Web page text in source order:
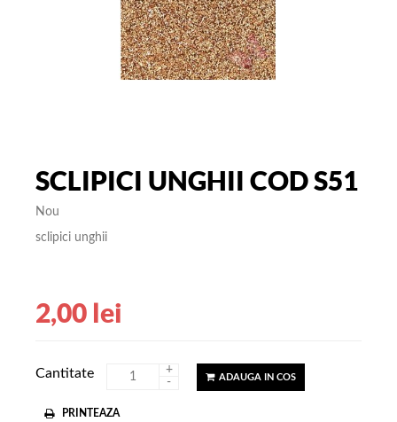
SCLIPICI UNGHII COD S51
Nou
sclipici unghii
2,00 lei
Cantitate
+
-
ADAUGA IN COS
PRINTEAZA